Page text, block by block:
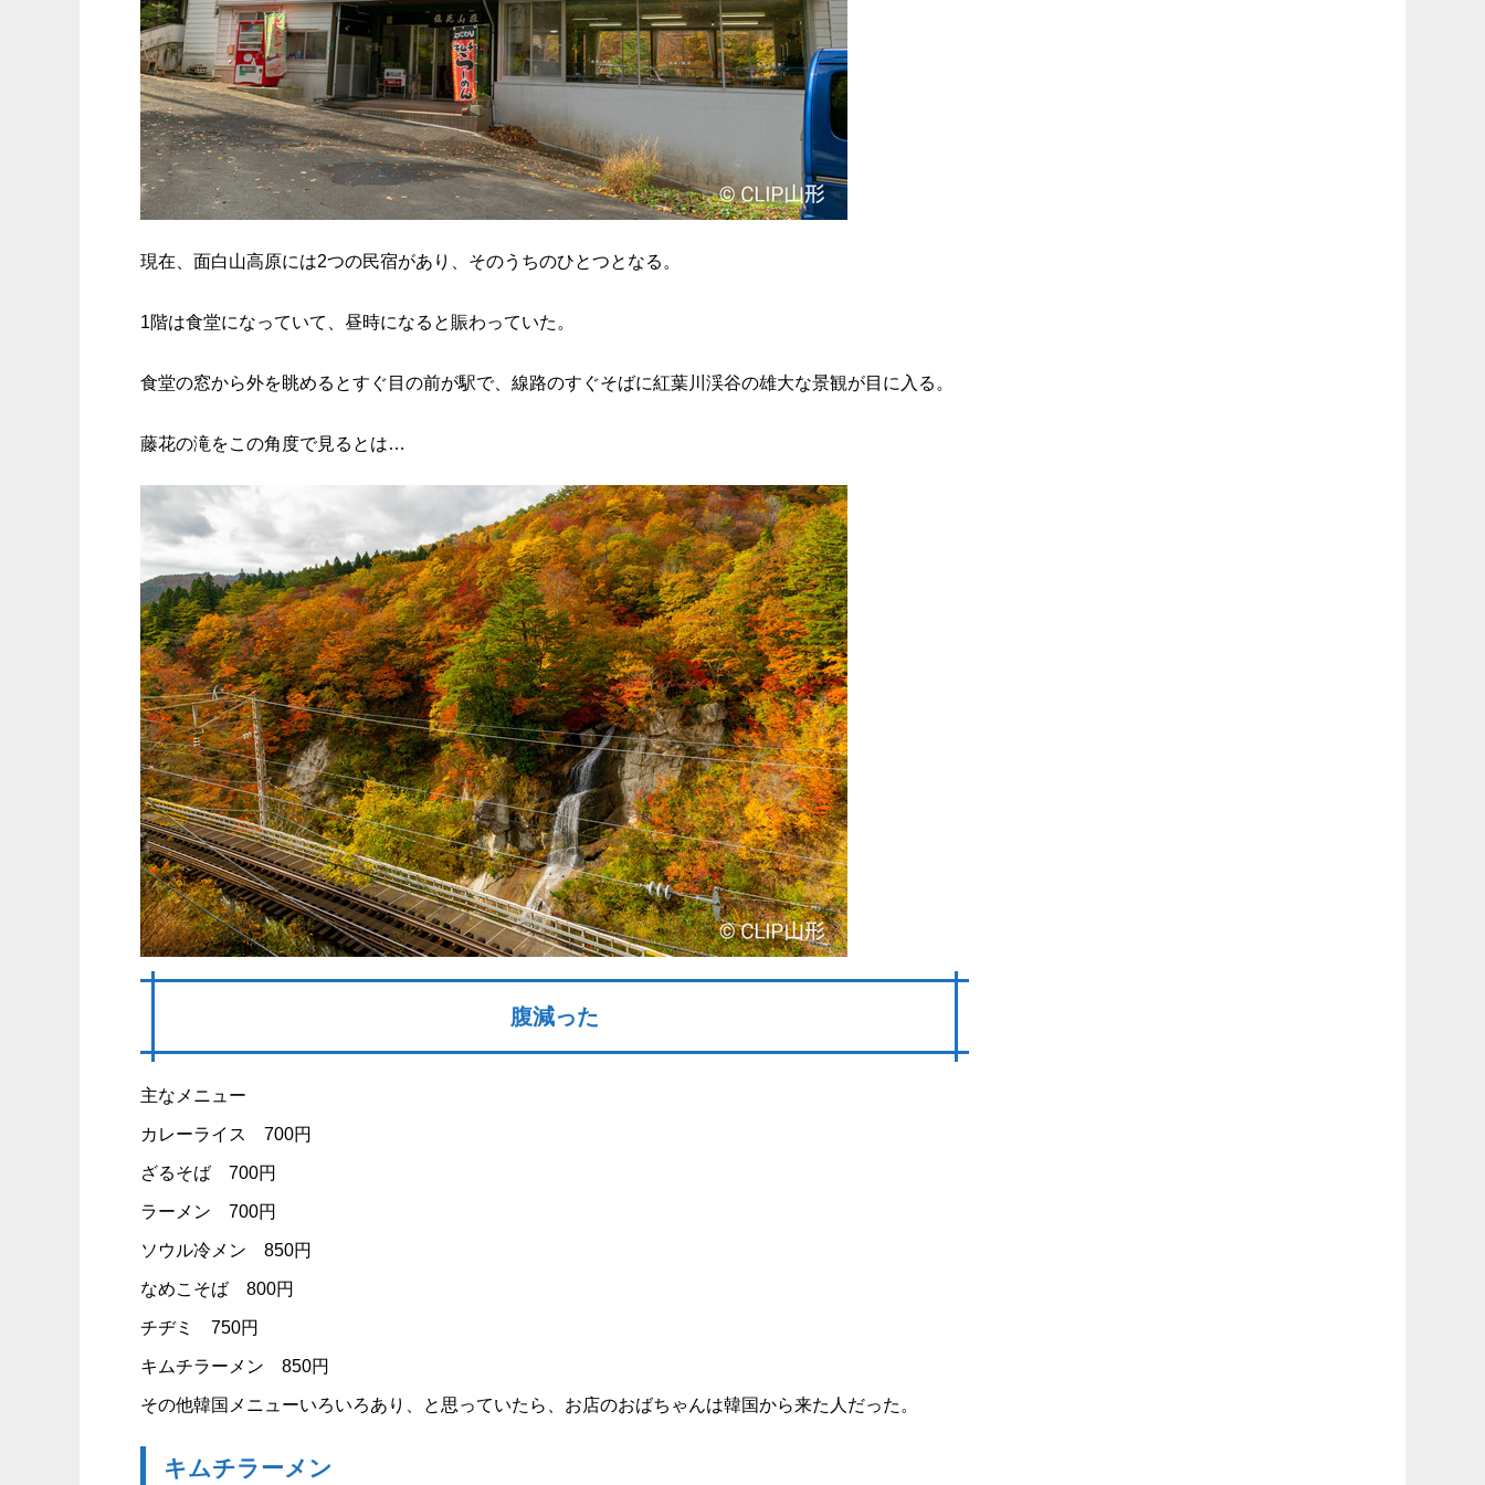
現在、面白山高原には2つの民宿があり、そのうちのひとつとなる。
1階は食堂になっていて、昼時になると賑わっていた。
食堂の窓から外を眺めるとすぐ目の前が駅で、線路のすぐそばに紅葉川渓谷の雄大な景観が目に入る。
藤花の滝をこの角度で見るとは…
腹減った
主なメニュー
カレーライス 700円
ざるそば 700円
ラーメン 700円
ソウル冷メン 850円
なめこそば 800円
チヂミ 750円
キムチラーメン 850円
その他韓国メニューいろいろあり、と思っていたら、お店のおばちゃんは韓国から来た人だった。
キムチラーメン